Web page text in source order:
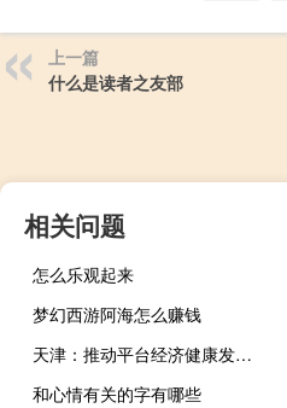
上一篇
什么是读者之友部
相关问题
怎么乐观起来
梦幻西游阿海怎么赚钱
天津：推动平台经济健康发展 壮大直播电商产业
和心情有关的字有哪些